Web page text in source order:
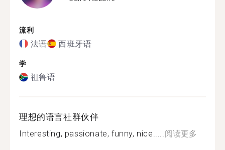
流利
法语 西班牙语
学
祖鲁语
理想的语言社群伙伴
Interesting, passionate, funny, nice.....阅读更多